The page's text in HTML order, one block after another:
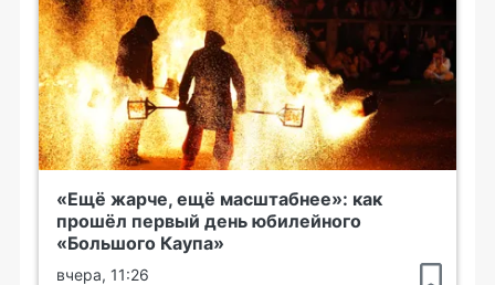
«Ещё жарче, ещё масштабнее»: как
прошёл первый день юбилейного
«Большого Каупа»
вчера, 11:26